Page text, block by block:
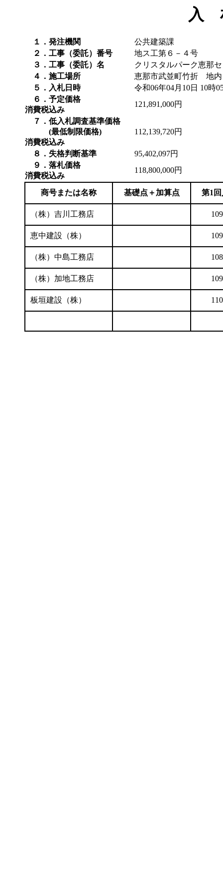
入
１．発注機関
公共建築課
２．工事（委託）番号
地ス工第６－４号
３．工事（委託）名
クリスタルパーク恵那
４．施工場所
恵那市武並町竹折 地内
５．入札日時
令和06年04月10日 10時
６．予定価格
消費税込み
121,891,000円
７．低入札調査基準価格
(最低制限価格)
消費税込み
112,139,720円
８．失格判断基準
95,402,097円
９．落札価格
消費税込み
118,800,000円
商号または名称 基礎点＋加算点 第1
（株）吉川工務店
恵中建設（株）
（株）中島工務店
（株）加地工務店
板垣建設（株）